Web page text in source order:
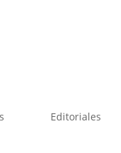
Editoriales